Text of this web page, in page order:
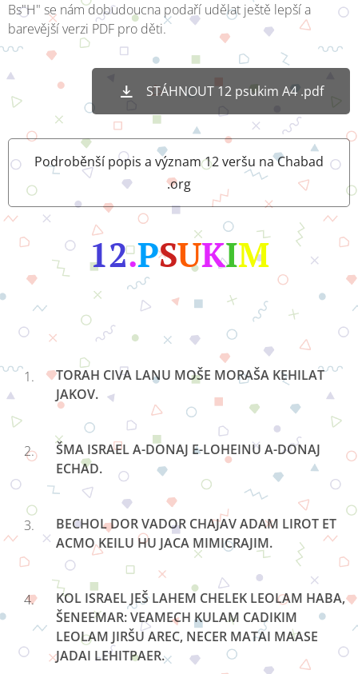
Bs"H" se nám dobudoucna podaří udělat ještě lepší a
barevější verzi PDF pro děti.
STÁHNOUT 12 psukim A4 .pdf
Podroběnší popis a význam 12 veršu na Chabad
.org
12.PSUKIM
🔹👑🔹
TORAH CIVA LANU MOŠE MORAŠA KEHILAT
JAKOV.
ŠMA ISRAEL A-DONAJ E-LOHEINU A-DONAJ
ECHAD.
BECHOL DOR VADOR CHAJAV ADAM LIROT ET
ACMO KEILU HU JACA MIMICRAJIM.
KOL ISRAEL JEŠ LAHEM CHELEK LEOLAM HABA,
ŠENEEMAR: VEAMECH KULAM CADIKIM
LEOLAM JIRŠU AREC, NECER MATAI MAASE
JADAI LEHITPAER.